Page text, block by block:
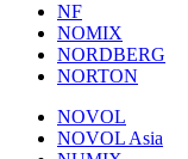
NF
NOMIX
NORDBERG
NORTON
NOVOL
NOVOL Asia